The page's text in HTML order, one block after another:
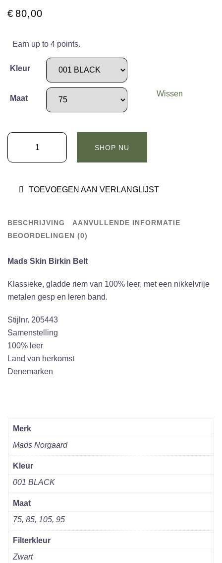
€ 80,00
Earn up to 4 points.
Kleur
Maat
Wissen
Mads
Nørgaard
-
Birkin
SHOP NU
TOEVOEGEN AAN VERLANGLIJST
BESCHRIJVING
AANVULLENDE INFORMATIE
BEOORDELINGEN (0)
Mads Skin Birkin Belt
Klassieke, gladde riem van 100% leer, met een nikkelvrije
metalen gesp en leren band.
Stijlnr. 205443
Samenstelling
100% leer
Land van herkomst
Denemarken
Merk
Mads Norgaard
Kleur
001 BLACK
Maat
75, 85, 105, 95
Filterkleur
Zwart